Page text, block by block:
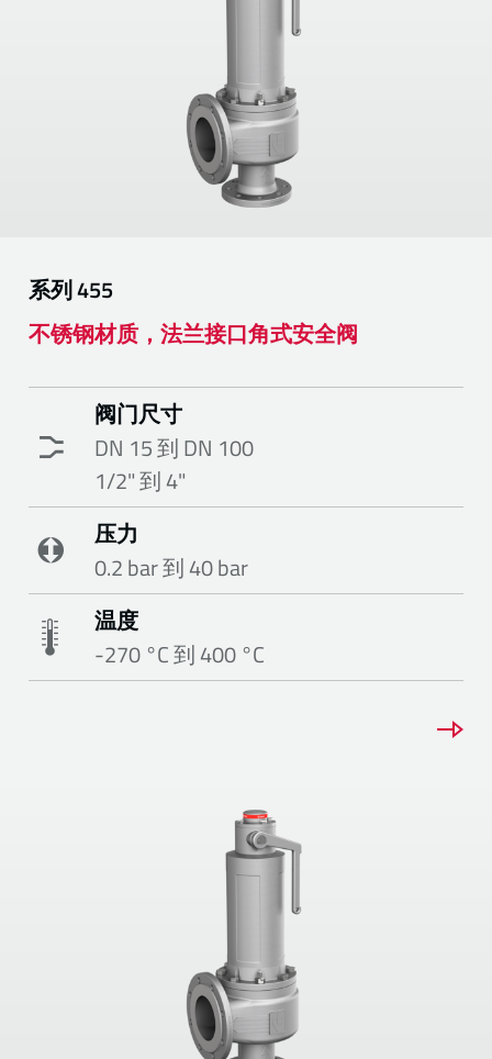
系列455
不锈钢材质，法兰接口角式安全阀
阀门尺寸
DN 15 到 DN 100
1/2" 到 4"
压力
0.2 bar 到 40 bar
温度
-270 °C 到 400 °C